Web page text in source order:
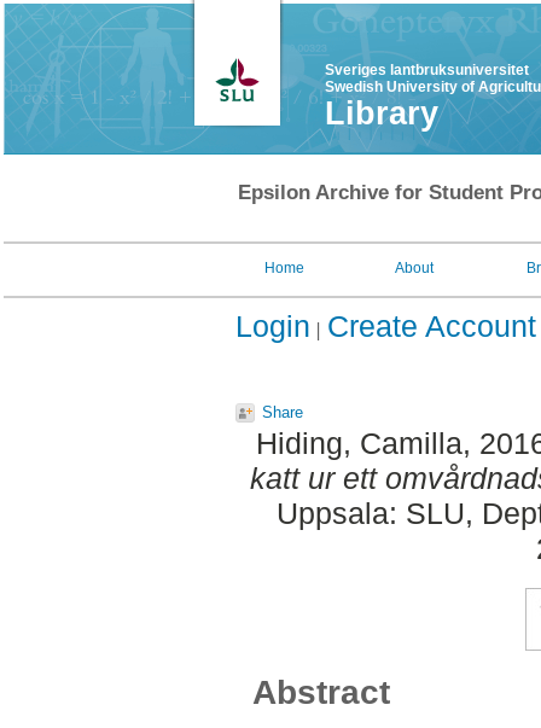
Sveriges lantbruksuniversitet
Swedish University of
Library
Epsilon Archive for Student
Home About
Login Create Account
Share
Hiding, Camilla,
katt ur ett
Uppsala: SLU,
Abstract